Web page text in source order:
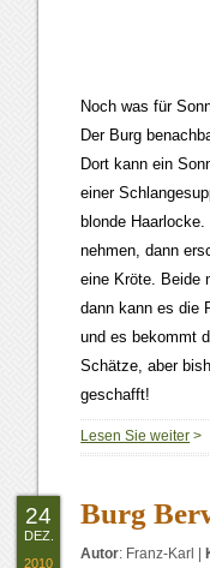
Noch was für
Der Burg
Dort kann ein
einer
blonde
nehmen, dann
eine Kröte. Beide
dann kann es die
und es bekommt
Schätze, aber
geschafft!
Lesen Sie weiter >
Burg
Autor: Franz-Karl
24
DEZ.
2010